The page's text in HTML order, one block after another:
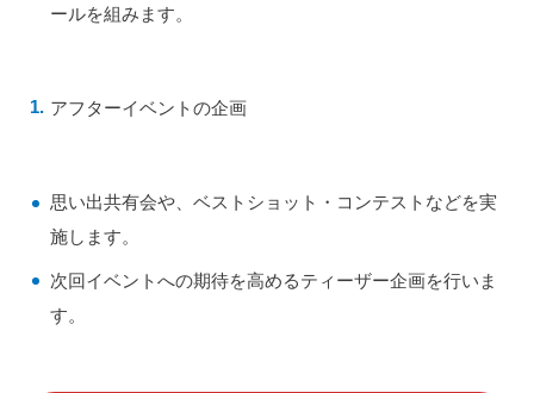
ールを組みます。
アフターイベントの企画
思い出共有会や、ベストショット・コンテストなどを実
施します。
次回イベントへの期待を高めるティーザー企画を行いま
す。